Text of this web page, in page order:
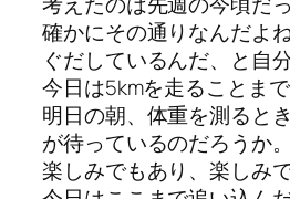
確かにその通りなんだよ
ぐだしているんだ、と自
今日は5kmを走ることまで
明日の朝、体重を測ると
が待っているのだろうか。
楽しみでもあり、楽しみで